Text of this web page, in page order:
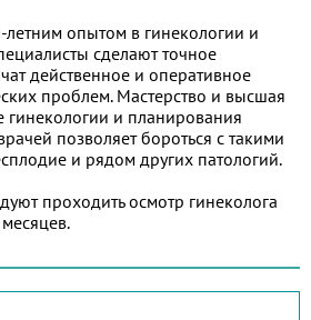
летним опытом в гинекологии и
сделают точное
действенное и оперативное
проблем. Мастерство и высшая
и планирования
позволяет бороться с такими
и рядом других патологий.
проходить осмотр гинеколога